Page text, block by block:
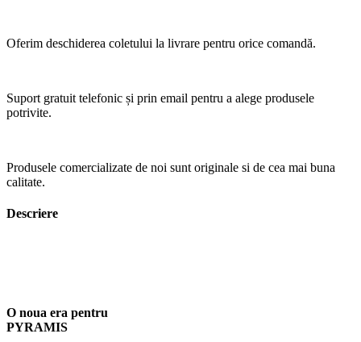
Oferim deschiderea coletului la livrare pentru orice comandă.
Suport gratuit telefonic și prin email pentru a alege produsele
potrivite.
Produsele comercializate de noi sunt originale si de cea mai buna
calitate.
Descriere
O noua era pentru
PYRAMIS